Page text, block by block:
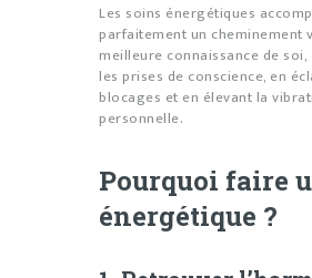
Les soins énergétiques
parfaitement un cheminement
meilleure connaissance de
les prises de conscience, en
blocages et en élevant la
personnelle.
Pourquoi faire
énergétique ?